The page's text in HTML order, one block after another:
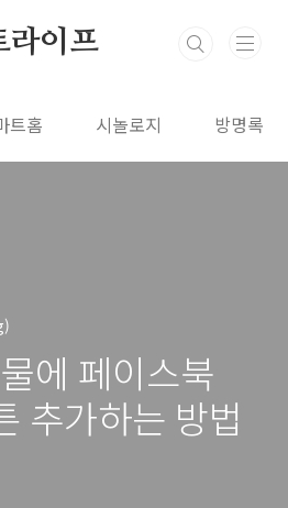
라이프
트홈 시놀로지 방명록
에 페이스북
추가하는 방법